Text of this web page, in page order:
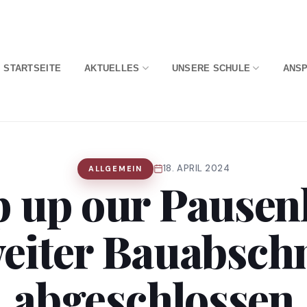
STARTSEITE AKTUELLES UNSERE SCHULE
ALLGEMEIN 18. APRIL 2024
up our